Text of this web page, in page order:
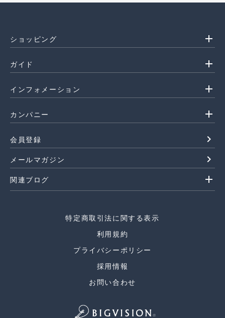
ショッピング add
ガイド add
インフォメーション add
カンパニー add
会員登録 navigate_next
メールマガジン navigate_next
関連ブログ add
特定商取引法に関する表示
利用規約
プライバシーポリシー
採用情報
お問い合わせ